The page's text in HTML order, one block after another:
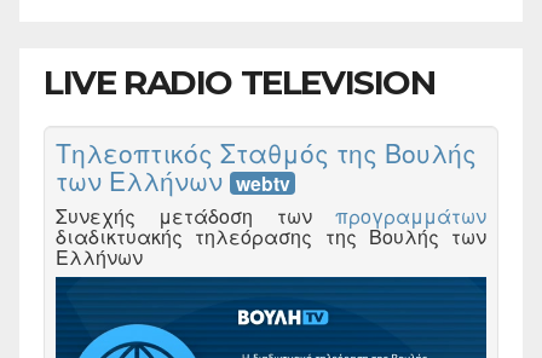
LIVE RADIO TELEVISION